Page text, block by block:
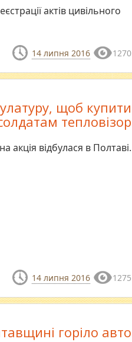
актів цивільного
14 липня 2016 1270
щоб купити
тепловізор
акція відбулася в Полтаві.
14 липня 2016 1275
горіло авто